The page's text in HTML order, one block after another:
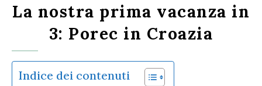
La nostra prima vacanza in
3: Porec in Croazia
Indice dei contenuti